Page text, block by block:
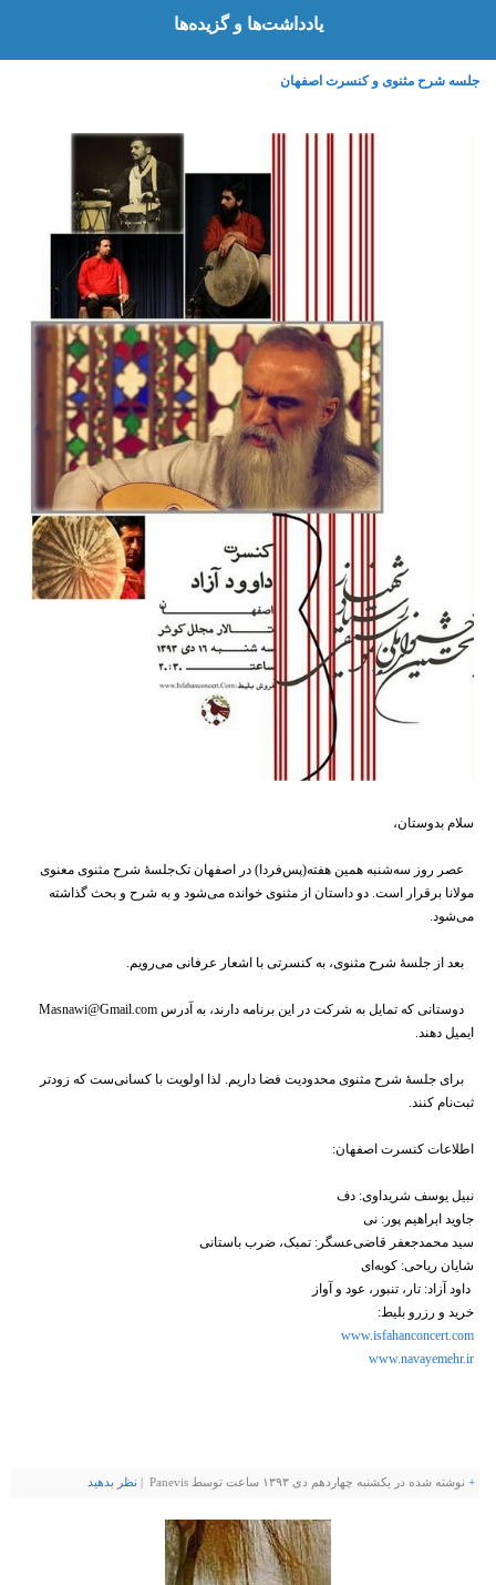
یادداشت‌‌ها و گزیده‌ها
جلسه شرح مثنوی و کنسرت اصفهان
سلام بدوستان،
عصر روز سه‌شنبه همین هفته(پس‌فردا) در اصفهان تک‌جلسهٔ شرح مثنوی معنوی
مولانا برقرار است. دو داستان از مثنوی خوانده می‌شود و به شرح و بحث گذاشته
می‌شود.
بعد از جلسهٔ شرح مثنوی، به کنسرتی با اشعار عرفانی می‌رویم.
دوستانی که تمایل به شرکت در این برنامه دارند، به آدرس Masnawi@Gmail.com
ایمیل دهند.
برای جلسهٔ شرح مثنوی محدودیت فضا داریم. لذا اولویت با کسانی‌ست که زودتر
ثبت‌نام کنند.
اطلاعات کنسرت اصفهان:
نبیل یوسف شریداوی: دف
جاوید ابراهیم پور: نی
سید محمدجعفر قاضی‌عسگر: تمبک، ضرب باستانی
شایان ریاحی: کوبه‌ای
داود آزاد: تار، تنبور، عود و آواز
خرید و رزرو بلیط:
www.isfahanconcert.com
www.navayemehr.ir
+ نوشته شده در یکشنبه چهاردهم دی ۱۳۹۳ ساعت توسط Panevis | نظر بدهيد